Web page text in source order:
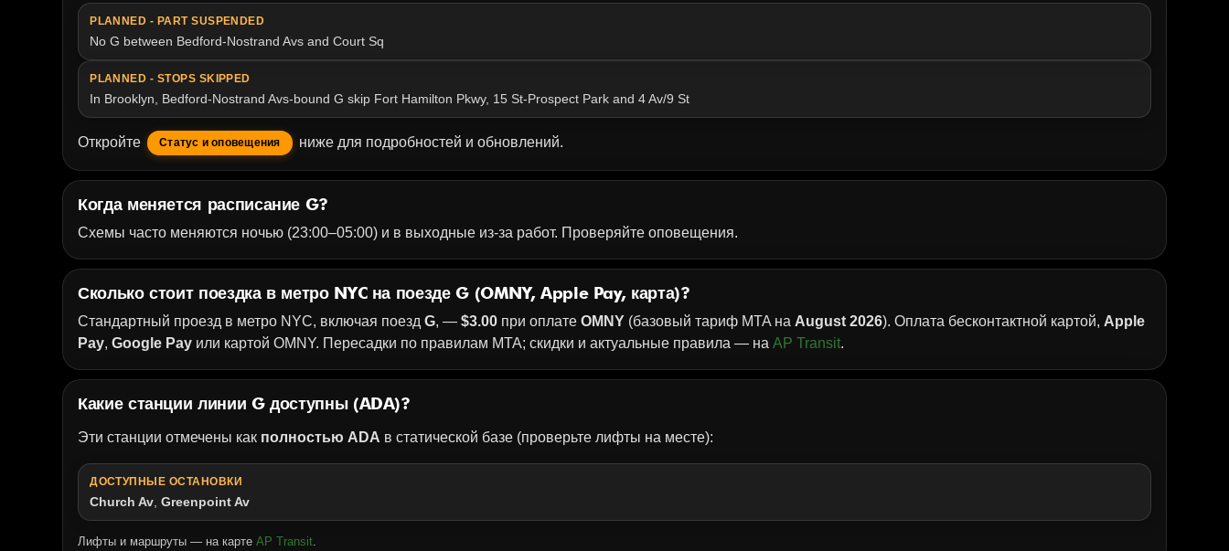
PLANNED - PART SUSPENDED
No G between Bedford-Nostrand Avs and Court Sq
PLANNED - STOPS SKIPPED
In Brooklyn, Bedford-Nostrand Avs-bound G skip Fort Hamilton Pkwy, 15 St-Prospect Park and 4 Av/9 St
Откройте Статус и оповещения ниже для подробностей и обновлений.
Когда меняется расписание G?
Схемы часто меняются ночью (23:00–05:00) и в выходные из‑за работ. Проверяйте оповещения.
Сколько стоит поездка в метро NYC на поезде G (OMNY, Apple Pay, карта)?
Стандартный проезд в метро NYC, включая поездG, —$3.00 при оплатеOMNY (базовый тариф MTA на August 2026). Оплата бесконтактной картой, Apple
Pay,Google Pay или картой OMNY. Пересадки по правилам MTA; скидки и актуальные правила — наAP Transit.
Какие станции линии G доступны (ADA)?
Эти станции отмечены как полностью ADA в статической базе (проверьте лифты на месте):
ДОСТУПНЫЕ ОСТАНОВКИ
Church Av,Greenpoint Av
Лифты и маршруты — на картеAP Transit.